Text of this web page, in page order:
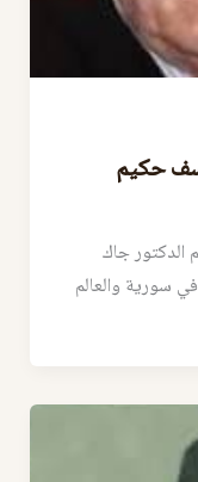
حكيم
الدكتور جاك
سورية والعالم